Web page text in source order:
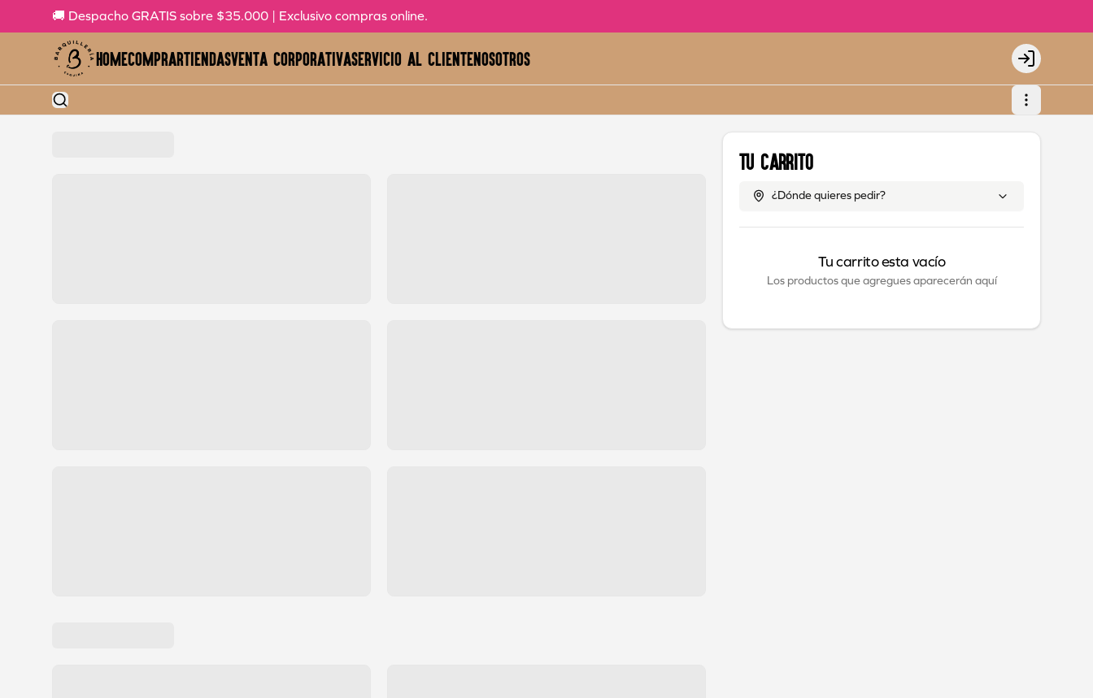
🚚 Despacho GRATIS sobre $35.000 | Exclusivo compras online.
HomeComprarTiendasVenta CorporativaServicio al clienteNosotros Login
Tu Carrito
¿Dónde quieres pedir?
Tu carrito esta vacío
Los productos que agregues aparecerán aquí